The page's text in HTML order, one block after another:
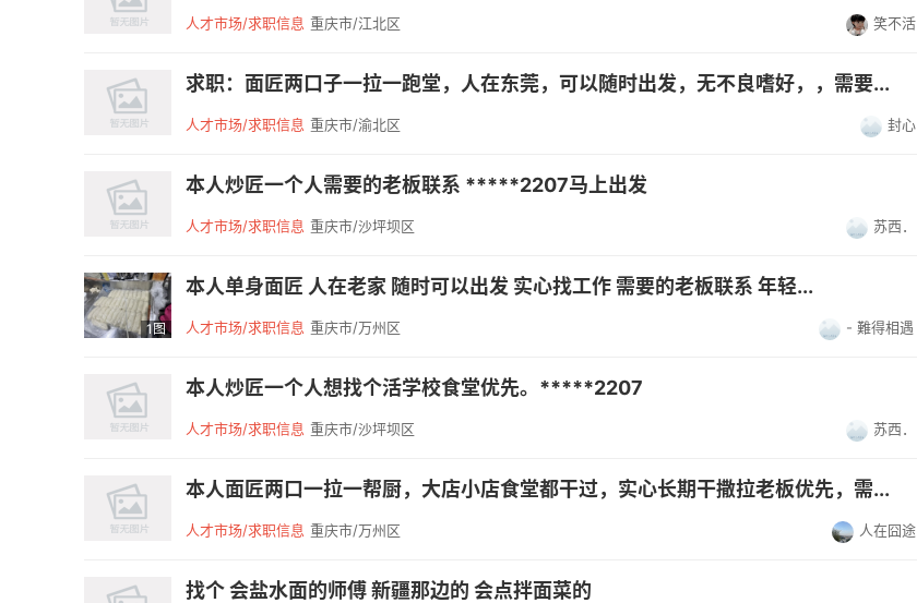
人才市场/求职信息 重庆市/江北区 笑不活
求职：面匠两口子一拉一跑堂，人在东莞，可以随时出发，无不良嗜好，，需要...
人才市场/求职信息 重庆市/渝北区 封心
本人炒匠一个人需要的老板联系 *****2207马上出发
人才市场/求职信息 重庆市/沙坪坝区 苏西．
1图
本人单身面匠 人在老家 随时可以出发 实心找工作 需要的老板联系 年轻...
人才市场/求职信息 重庆市/万州区 - 難得相遇
本人炒匠一个人想找个活学校食堂优先。*****2207
人才市场/求职信息 重庆市/沙坪坝区 苏西．
本人面匠两口一拉一帮厨，大店小店食堂都干过，实心长期干撒拉老板优先，需...
人才市场/求职信息 重庆市/万州区 人在囧途
找个 会盐水面的师傅 新疆那边的 会点拌面菜的